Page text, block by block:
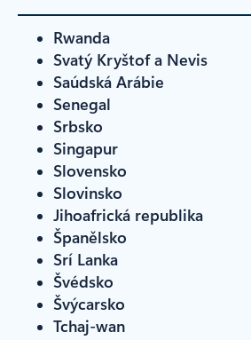
Rwanda
Svatý Kryštof a Nevis
Saúdská Arábie
Senegal
Srbsko
Singapur
Slovensko
Slovinsko
Jihoafrická republika
Španělsko
Srí Lanka
Švédsko
Švýcarsko
Tchaj-wan